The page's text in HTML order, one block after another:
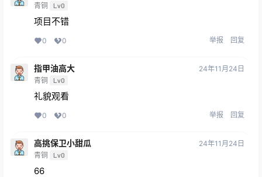
青铜 Lv0
项目不错
0 0 举报 回复
指甲油高大
青铜 Lv0
24年11月24日
礼貌观看
0 0 举报 回复
高挑保卫小甜瓜
青铜 Lv0
24年11月24日
66